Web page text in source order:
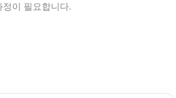
이 필요합니다.